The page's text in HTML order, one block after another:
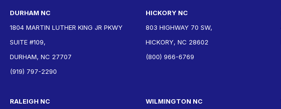
DURHAM NC
1804 MARTIN LUTHER KING JR PKWY
SUITE #109,
DURHAM, NC 27707
(919) 797-2290
HICKORY NC
803 HIGHWAY 70 SW,
HICKORY, NC 28602
(800) 966-6769
RALEIGH NC
WILMINGTON NC